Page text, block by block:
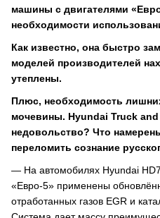
машины с двигателями
необходимости
Как известно, она быстро
моделей производителей
утеплены.
Плюс, необходимость
мочевины. Hyundai Truck
недовольство? Что
переломить сознание
— На автомобилях Hyundai
«Евро-5» применены
отработанных газов EGR и